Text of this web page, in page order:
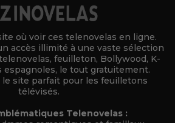
où voir ces telenovelas en ligne.
accès illimité à une vaste sélection
feuilleton, Bollywood, K-
espagnoles, le tout gratuitement.
le site parfait pour les feuilletons
télévisés.
Telenovelas :